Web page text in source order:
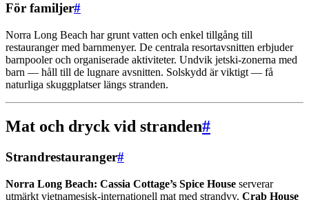
För familjer#
Norra Long Beach har grunt vatten och enkel tillgång till
restauranger med barnmenyer. De centrala resortavsnitten erbjuder
barnpooler och organiserade aktiviteter. Undvik jetski-zonerna med
barn — håll till de lugnare avsnitten. Solskydd är viktigt — få
naturliga skuggplatser längs stranden.
Mat och dryck vid stranden#
Strandrestauranger#
Norra Long Beach: Cassia Cottage’s Spice House serverar
utmärkt vietnamesisk-internationell mat med strandvy. Crab House